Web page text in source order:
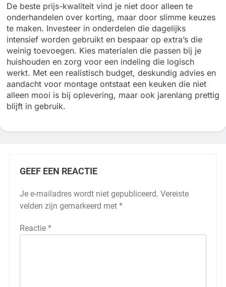
De beste prijs-kwaliteit vind je niet door alleen te
onderhandelen over korting, maar door slimme keuzes
te maken. Investeer in onderdelen die dagelijks
intensief worden gebruikt en bespaar op extra’s die
weinig toevoegen. Kies materialen die passen bij je
huishouden en zorg voor een indeling die logisch
werkt. Met een realistisch budget, deskundig advies en
aandacht voor montage ontstaat een keuken die niet
alleen mooi is bij oplevering, maar ook jarenlang prettig
blijft in gebruik.
GEEF EEN REACTIE
Je e-mailadres wordt niet gepubliceerd. Vereiste
velden zijn gemarkeerd met *
Reactie *